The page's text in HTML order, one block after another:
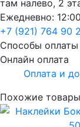
там налево, 2
Ежедневно:
+7 (921) 764 90
Способы оплаты
Онлайн оплата
Оплата и
Похожие товары